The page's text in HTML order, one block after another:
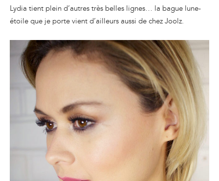
Lydia tient plein d’autres très belles lignes… la bague lune-
étoile que je porte vient d’ailleurs aussi de chez Joolz.